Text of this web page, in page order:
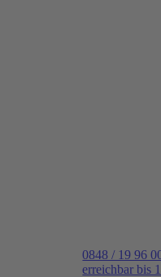
0848 / 19 96
erreichbar bis